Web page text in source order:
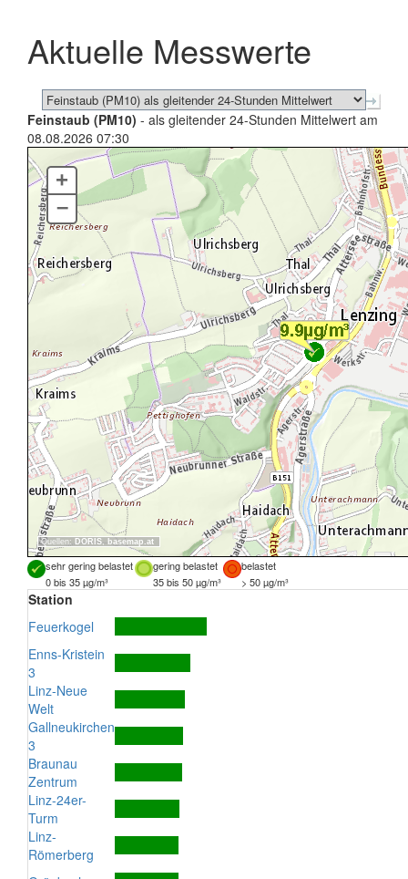
schließen
Aktuelle Messwerte
Feinstaub (PM10) - als gleitender 24-Stunden Mittelwert am
08.08.2026 07:30
Quellen: DORIS, basemap.at
+
–
sehr gering belastet gering belastet
belastet
0 bis 35 µg/m³
35 bis 50 µg/m³ > 50 µg/m³
Station
Feuerkogel
Enns-Kristein
3
Linz-Neue
Welt
Gallneukirchen
3
Braunau
Zentrum
Linz-24er-
Turm
Linz-
Römerberg